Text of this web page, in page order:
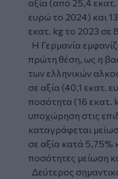
αξία (από 25,4
ευρώ το 2024) και
εκατ. kg το 2023 σε
Η Γερμανία
πρώτη θέση, ως η
των ελληνικών
σε αξία (40,1 εκατ.
ποσότητα (16 εκατ.
υποχώρηση στις
καταγράφεται
σε αξία κατά 5,75%
ποσότητες μείωση
Δεύτερος